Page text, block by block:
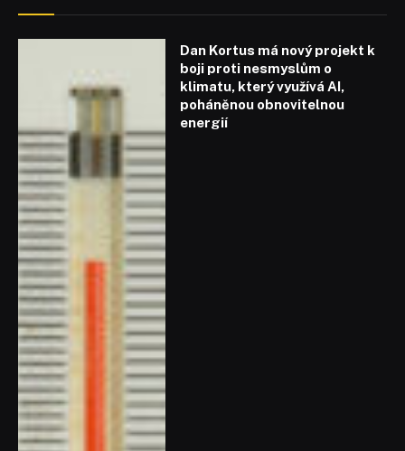
Dan Kortus má nový projekt k
boji proti nesmyslům o
klimatu, který využívá AI,
poháněnou obnovitelnou
energií